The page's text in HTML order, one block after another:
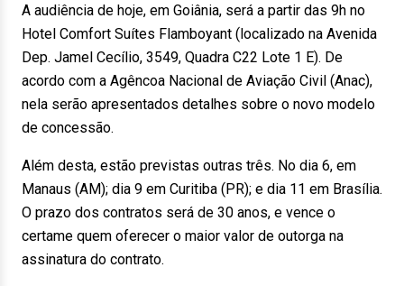
A audiência de hoje, em Goiânia, será a partir das 9h no
Hotel Comfort Suítes Flamboyant (localizado na Avenida
Dep. Jamel Cecílio, 3549, Quadra C22 Lote 1 E). De
acordo com a Agêncoa Nacional de Aviação Civil (Anac),
nela serão apresentados detalhes sobre o novo modelo
de concessão.
Além desta, estão previstas outras três. No dia 6, em
Manaus (AM); dia 9 em Curitiba (PR); e dia 11 em Brasília.
O prazo dos contratos será de 30 anos, e vence o
certame quem oferecer o maior valor de outorga na
assinatura do contrato.